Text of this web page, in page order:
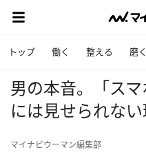
トップ 働く 整える 磨く
男の本音。「ス
には見せられな
マイナビウーマン編集部